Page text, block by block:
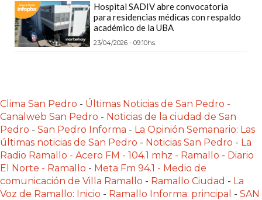
SIN
PAGAR
COMISIÓN
SIN
COMISIÓN
POR
VENTA
POR
QUÉ
CADA
Hospital SADIV abre convocatoria
para residencias médicas con respaldo
académico de la UBA
23/04/2026 - 09:10hs.
Clima San Pedro - Últimas Noticias de San Pedro -
Canalweb San Pedro - Noticias de la ciudad de San
Pedro - San Pedro Informa - La Opinión Semanario: Las
últimas noticias de San Pedro - Noticias San Pedro - La
Radio Ramallo - Acero FM - 104.1 mhz - Ramallo - Diario
El Norte - Ramallo - Meta Fm 94.1 - Medio de
comunicación de Villa Ramallo - Ramallo Ciudad - La
Voz de Ramallo: Inicio - Ramallo Informa: principal - SAN